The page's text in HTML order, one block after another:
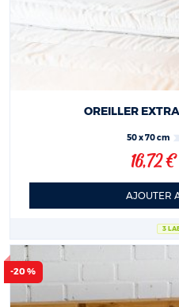
3
OREILLER
50 x 70 cm
16,72 €
AJOUTER
-20 %